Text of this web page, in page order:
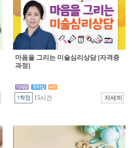
마음을 그리는 미술심리상담 [자격증
과정]
15시간